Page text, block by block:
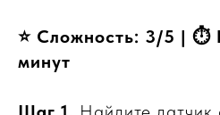
⭐ Сложность: 3/5 | ⏱
минут